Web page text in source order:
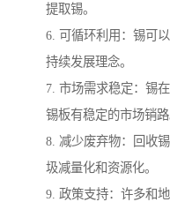
提取锡。
6. 可循环利用：锡可
持续发展理念。
7. 市场需求稳定：锡
锡板有稳定的市场销路
8. 减少废弃物：回收
圾减量化和资源化。
9. 政策支持：许多和